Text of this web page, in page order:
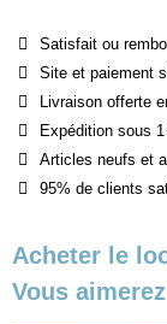
Satisfait ou
Site et paiement
Livraison offerte
Expédition sous
Articles neufs et
95% de clients
Acheter le
Vous